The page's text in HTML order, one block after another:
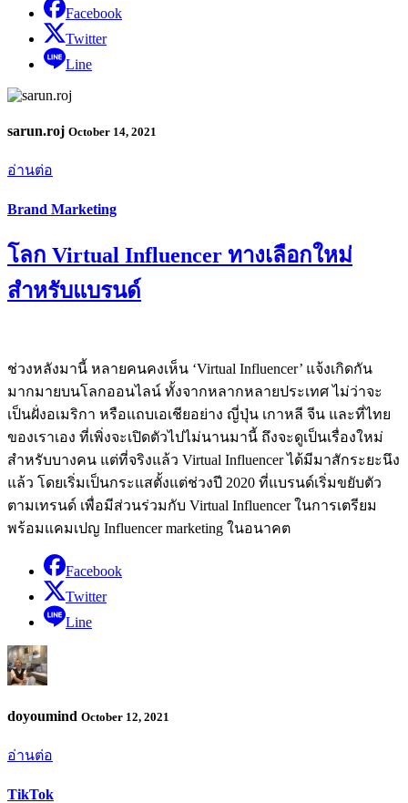
Facebook
Twitter
Line
sarun.roj October 14, 2021
อ่านต่อ
Brand Marketing
โลก Virtual Influencer ทางเลือกใหม่
สำหรับแบรนด์
ช่วงหลังมานี้ หลายคนคงเห็น ‘Virtual Influencer’ แจ้งเกิดกัน
มากมายบนโลกออนไลน์ ทั้งจากหลากหลายประเทศ ไม่ว่าจะ
เป็นฝั่งอเมริกา หรือแถบเอเชียอย่าง ญี่ปุ่น เกาหลี จีน และที่ไทย
ของเราเอง ที่เพิ่งจะเปิดตัวไปไม่นานมานี้ ถึงจะดูเป็นเรื่องใหม่
สำหรับบางคน แต่ที่จริงแล้ว Virtual Influencer ได้มีมาสักระยะนึง
แล้ว โดยเริ่มเป็นกระแสตั้งแต่ช่วงปี 2020 ที่แบรนด์เริ่มขยับตัว
ตามเทรนด์ เพื่อมีส่วนร่วมกับ Virtual Influencer ในการเตรียม
พร้อมแคมเปญ Influencer marketing ในอนาคต
Facebook
Twitter
Line
doyoumind October 12, 2021
อ่านต่อ
TikTok